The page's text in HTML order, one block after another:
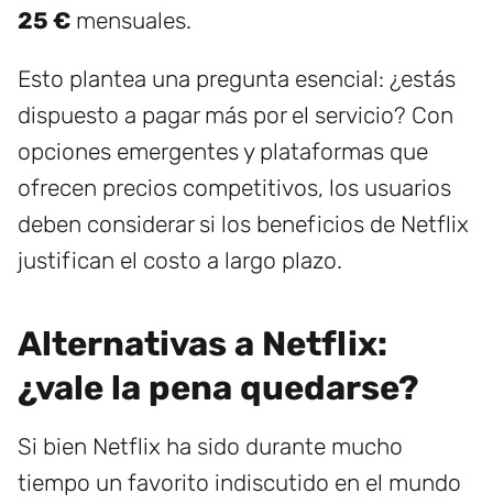
25 € mensuales.
Esto plantea una pregunta esencial: ¿estás
dispuesto a pagar más por el servicio? Con
opciones emergentes y plataformas que
ofrecen precios competitivos, los usuarios
deben considerar si los beneficios de Netflix
justifican el costo a largo plazo.
Alternativas a Netflix:
¿vale la pena quedarse?
Si bien Netflix ha sido durante mucho
tiempo un favorito indiscutido en el mundo